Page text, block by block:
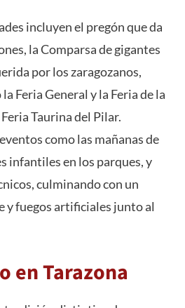
incluyen el pregón que da
la Comparsa de gigantes
por los zaragozanos,
Feria General y la Feria de la
Taurina del Pilar.
como las mañanas de
infantiles en los parques, y
culminando con un
y fuegos artificiales junto al
en Tarazona